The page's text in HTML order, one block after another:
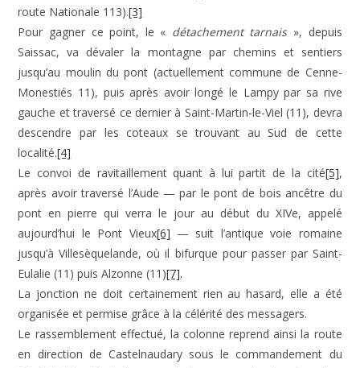
route Nationale 113).[3]
Pour gagner ce point, le « détachement tarnais», depuis
Saissac, va dévaler la montagne par chemins et sentiers
jusqu’au moulin du pont (actuellement commune de Cenne-
Monestiés 11), puis après avoir longé le Lampy par sa rive
gauche et traversé ce dernier à Saint-Martin-le-Viel (11), devra
descendre par les coteaux se trouvant au Sud de cette
localité.[4]
Le convoi de ravitaillement quant à lui partit de la cité[5],
après avoir traversé l’Aude — par le pont de bois ancêtre du
pont en pierre qui verra le jour au début du XIVe, appelé
aujourd’hui le Pont Vieux[6] — suit l’antique voie romaine
jusqu’à Villesèquelande, où il bifurque pour passer par Saint-
Eulalie (11) puis Alzonne (11)[7].
La jonction ne doit certainement rien au hasard, elle a été
organisée et permise grâce à la célérité des messagers.
Le rassemblement effectué, la colonne reprend ainsi la route
en direction de Castelnaudary sous le commandement du